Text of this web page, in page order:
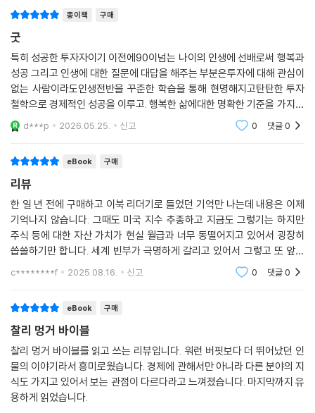
종이책 구매
굿
특히 성공한 투자자이기 이전에90이넘는 나이의 인생에 선배로써 행복과
성공 그리고 인생에 대한 질문에 대답을 해주는 부분은투자에 대해 관심이
없는 사람이라도인생전반을 꾸준한 학습을 통해 현명해지고탄탄한 투자
철학으로 경제적인 성공을 이루고. 행복한 삶에대한 명확한 기준을 가지고
90년을 넘게 산 사람에게 풀리지않는 고민에 대한 답을 들을수 있다는 것
자체만으로 이 책
d***p 2026.05.25. 신고 0 댓글0
eBook 구매
리뷰
한 일 년 전에 구매하고 이북 리더기로 들었던 기억만 나는데 내용은 이제
기억나지 않습니다. 그때도 미국 지수 추종하고 지금도 그렇기는 하지만
주식 등에 대한 자산 가치가 현실 월급과 너무 동떨어지고 있어서 굉장히
씁쓸하기만 합니다. 세계 빈부가 극명하게 갈리고 있어서 그렇고 또 앞으
로 닥쳐올 기후 위기에 큰 돌파구가 없는 한 그 대립각이 더 커질 것 같고
c********f 2025.08.16. 신고 0 댓글0
eBook 구매
찰리 멍거 바이블
찰리 멍거 바이블를 읽고 쓰는 리뷰입니다. 워런 버핏보다 더 뛰어났던 인
물의 이야기라서 흥미로웠습니다. 경제에 관해서만 아니라 다른 분야의 지
식도 가지고 있어서 보는 관점이 다르다라고 느껴졌습니다. 마지막까지 유
용하게 읽었습니다.